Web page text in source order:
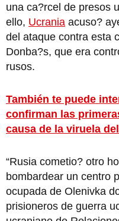
una ca?rcel de presos
ello, Ucrania acuso?
del ataque contra esta
Donba?s, que era
rusos.
También te puede
confirman las
causa de la viruela
“Rusia cometio? otro
bombardear un centro
ocupada de Olenivka
prisioneros de guerra